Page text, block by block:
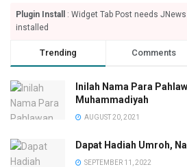
Plugin Install
: Widget Tab Post needs
installed
Trending Comments
Inilah Nama Para
Muhammadiyah
AUGUST 20, 2021
Dapat Hadiah Umroh,
SEPTEMBER 11, 2022